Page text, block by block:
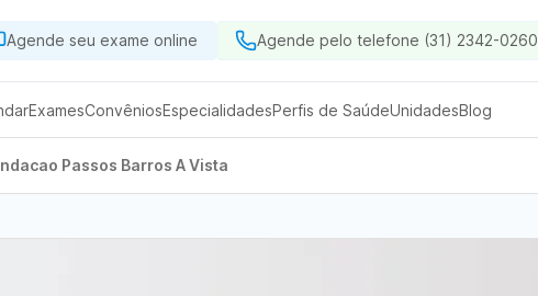
Agende seu exame online Agende pelo telefone (31) 2342-0260
ExamesConvêniosEspecialidadesPerfis de SaúdeUnidadesBlog
Passos Barros A Vista